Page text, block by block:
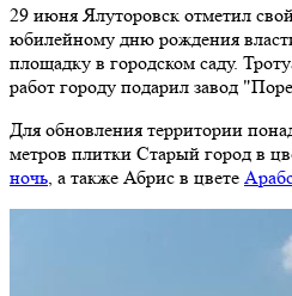
29 июня Ялуторовск отметил
юбилейному дню рождения
площадку в городском саду.
работ городу подарил завод
Для обновления территории
метров плитки Старый город в
ночь , а также Абрис в цвете